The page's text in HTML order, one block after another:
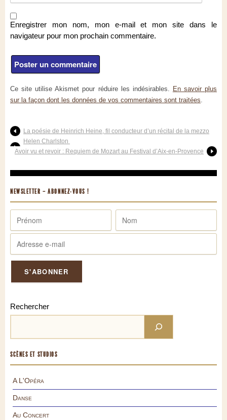
Enregistrer mon nom, mon e-mail et mon site dans le
navigateur pour mon prochain commentaire.
Ce site utilise Akismet pour réduire les indésirables. En savoir plus
sur la façon dont les données de vos commentaires sont traitées.
La poésie de Heinrich Heine, fil conducteur d’un récital de la mezzo
Helen Charlston
Avoir vu et revoir : Requiem de Mozart au Festival d’Aix-en-Provence
NEWSLETTER – ABONNEZ-VOUS !
Rechercher
SCÈNES ET STUDIOS
A L'Opéra
Danse
Au Concert